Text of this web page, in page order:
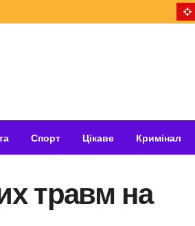
Спорт Цікаве Кримінал
травм на